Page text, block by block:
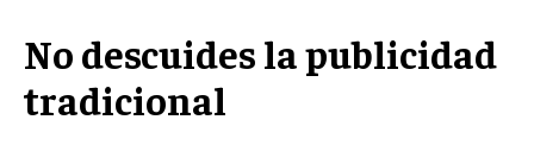
TECNOLOGIA
SOSTENIBILIDAD Y MEDIO AMBIENTE
GESTIÓN DE LA INNOVACIÓN TECNOLÓGICA
No descuides la publicidad
tradicional